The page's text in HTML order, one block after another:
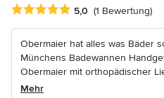
Durchschnittliche Bewertung:
5,0 (1 Bewertung)
Obermaier hat alles was Bäder
Münchens Badewannen
Obermaier mit orthopädischer
Mehr